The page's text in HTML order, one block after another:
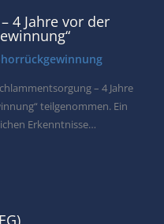
4 Jahre vor der
– 4 Jahre
teilgenommen. Ein
Erkenntnisse…